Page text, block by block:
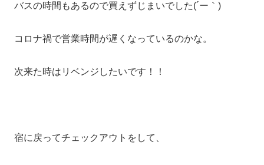
バスの時間もあるので買えずじまいでした(´ー｀)
コロナ禍で営業時間が遅くなっているのかな。
次来た時はリベンジしたいです！！
宿に戻ってチェックアウトをして、